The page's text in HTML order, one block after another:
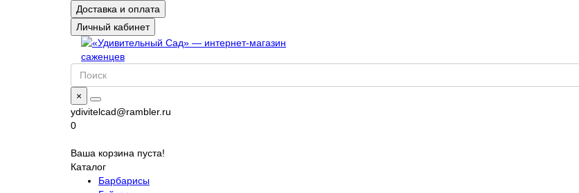
Доставка и оплата
Личный кабинет
×
ydivitelcad@rambler.ru
0
Ваша корзина пуста!
Каталог
Барбарисы